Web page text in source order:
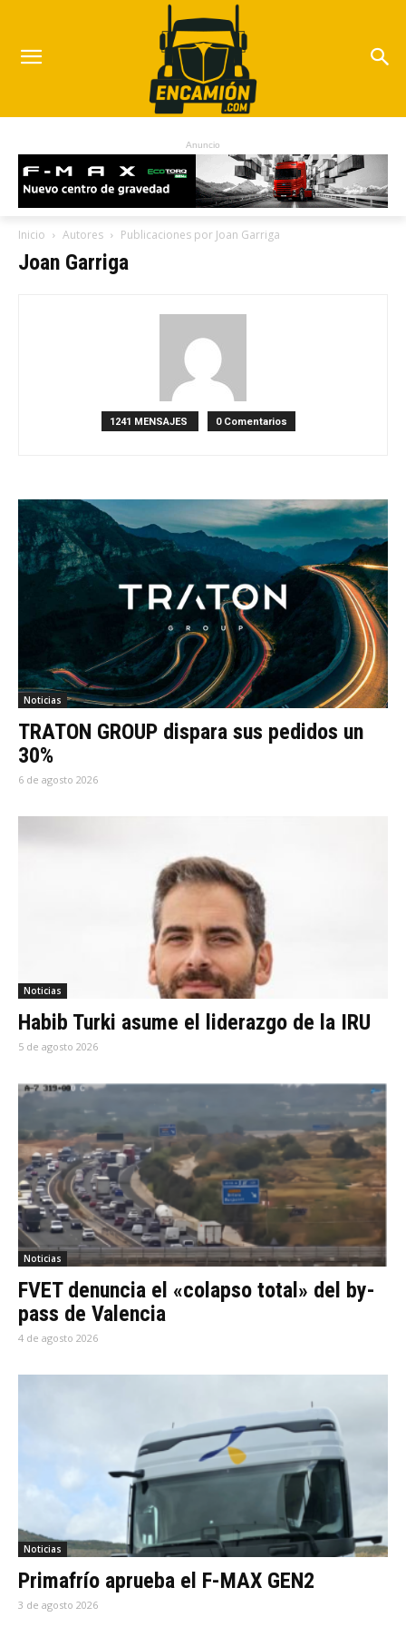
Anuncio
Inicio Autores Publicaciones por Joan Garriga
Joan Garriga
1241 MENSAJES 0 Comentarios
Noticias
TRATON GROUP dispara sus pedidos un
30%
6 de agosto 2026
Noticias
Habib Turki asume el liderazgo de la IRU
5 de agosto 2026
Noticias
FVET denuncia el «colapso total» del by-
pass de Valencia
4 de agosto 2026
Noticias
Primafrío aprueba el F-MAX GEN2
3 de agosto 2026